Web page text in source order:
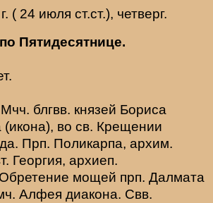
( 24 июля ст.ст.), четверг.
Пятидесятнице.
блгвв. князей Бориса
(икона), во св. Крещении
Прп. Поликарпа, архим.
Георгия, архиеп.
мощей прп. Далмата
Алфея диакона. Свв.